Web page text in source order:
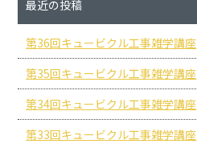
最近の投稿
第36回キュービクル工事雑学講座
第35回キュービクル工事雑学講座
第34回キュービクル工事雑学講座
第33回キュービクル工事雑学講座